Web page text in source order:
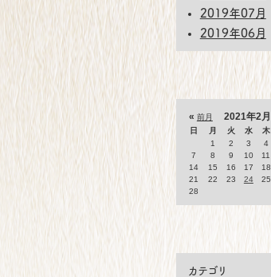
2019年07月
2019年06月
« 前月 2021年2月
日 月 火 水 木
1
2 3 4
7
8 9 10 11
14
15 16 17 18
21
22 23 24 25
28
カテゴリ